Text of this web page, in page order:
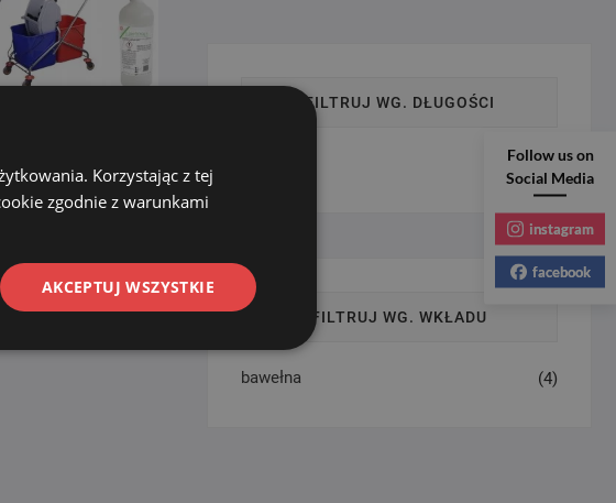
50 CM+ mop + PŁYN
PODŁOGI
wynosiła:
529.00 zł.
wynosi:
499.00 zł.
do koszyka
FILTRUJ WG. DŁUGOŚCI
(4)
FILTRUJ WG. WKŁADU
bawełna (4)
Follow us on
Social Media
instagram
facebook
Korzystając z tej
zgodnie z warunkami
AKCEPTUJ WSZYSTKIE